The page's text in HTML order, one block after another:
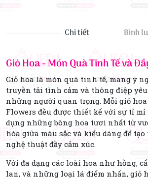
Chi tiết Bình
Giỏ Hoa - Món Quà Tinh Tế và
Giỏ hoa là món quà tinh tế, mang ý
truyền tải tình cảm và thông điệp
những người quan trọng. Mỗi giỏ hoa
Flowers đều được thiết kế với sự tỉ mỉ
dụng những bông hoa tươi nhất từ
hòa giữa màu sắc và kiểu dáng để
nghệ thuật đầy cảm xúc.
Với đa dạng các loài hoa như hồng,
lan, và những loại lá điểm nhấn, giỏ